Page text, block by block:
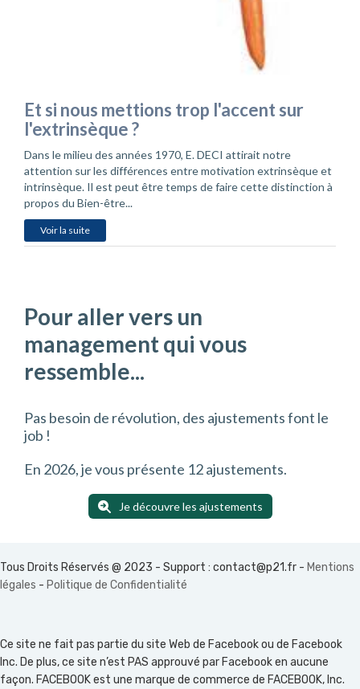
Et si nous mettions trop l'accent sur
l'extrinsèque ?
Dans le milieu des années 1970, E. DECI attirait notre
attention sur les différences entre motivation extrinsèque et
intrinsèque. Il est peut être temps de faire cette distinction à
propos du Bien-être...
Voir la suite
Pour aller vers un
management qui vous
ressemble...
Pas besoin de révolution, des ajustements font le
job !
En 2026, je vous présente 12 ajustements.
Je découvre les ajustements
Tous Droits Réservés @ 2023 - Support : contact@p21.fr - Mentions
légales - Politique de Confidentialité
Ce site ne fait pas partie du site Web de Facebook ou de Facebook
Inc. De plus, ce site n’est PAS approuvé par Facebook en aucune
façon. FACEBOOK est une marque de commerce de FACEBOOK, Inc.